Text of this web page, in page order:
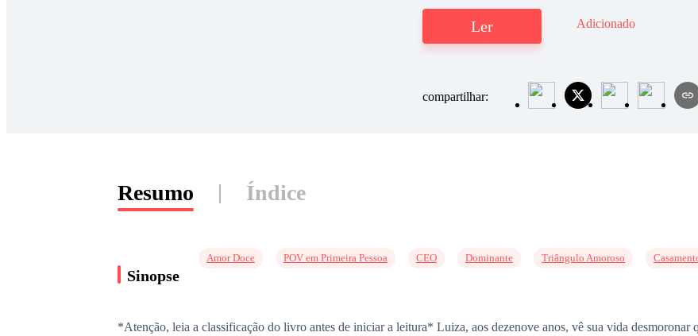
Ler Adicionado
compartilhar:
Resumo Índice
Sinopse
Amor Doce POV em Primeira Pessoa CEO Dominante Triângulo Amoroso
*Atenção, leia a classificação do livro antes de iniciar a leitura* Luiza, aos dezenove anos, vê sua vida desmoronar